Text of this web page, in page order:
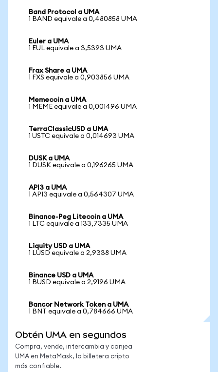
Band Protocol a UMA
1 BAND equivale a 0,480858 UMA
Euler a UMA
1 EUL equivale a 3,5393 UMA
Frax Share a UMA
1 FXS equivale a 0,903856 UMA
Memecoin a UMA
1 MEME equivale a 0,001496 UMA
TerraClassicUSD a UMA
1 USTC equivale a 0,014693 UMA
DUSK a UMA
1 DUSK equivale a 0,196265 UMA
API3 a UMA
1 API3 equivale a 0,564307 UMA
Binance-Peg Litecoin a UMA
1 LTC equivale a 133,7335 UMA
Liquity USD a UMA
1 LUSD equivale a 2,9338 UMA
Binance USD a UMA
1 BUSD equivale a 2,9196 UMA
Bancor Network Token a UMA
1 BNT equivale a 0,784666 UMA
Obtén UMA en segundos
Compra, vende, intercambia y canjea
UMA en MetaMask, la billetera cripto
más confiable.